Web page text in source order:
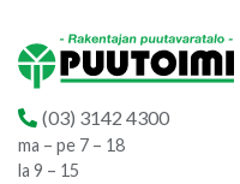
(03) 3142 4300
ma – pe 7 – 18
la 9 – 15